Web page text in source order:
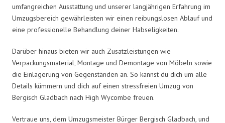
umfangreichen Ausstattung und unserer langjährigen Erfahrung im
Umzugsbereich gewährleisten wir einen reibungslosen Ablauf und
eine professionelle Behandlung deiner Habseligkeiten.
Darüber hinaus bieten wir auch Zusatzleistungen wie
Verpackungsmaterial, Montage und Demontage von Möbeln sowie
die Einlagerung von Gegenständen an. So kannst du dich um alle
Details kümmern und dich auf einen stressfreien Umzug von
Bergisch Gladbach nach High Wycombe freuen.
Vertraue uns, dem Umzugsmeister Bürger Bergisch Gladbach, und